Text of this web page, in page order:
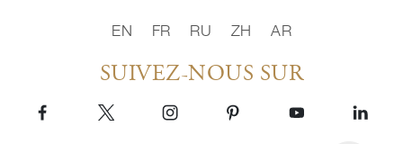
EN FR RU ZH AR
SUIVEZ-NOUS SUR